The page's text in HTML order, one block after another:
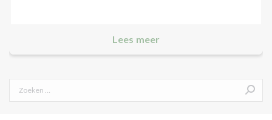
Lees meer
Search: